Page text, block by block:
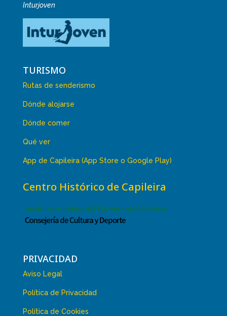
Inturjoven
TURISMO
Rutas de senderismo
Dónde alojarse
Dónde comer
Qué ver
App de Capileira (App Store o Google Play)
Centro Histórico de Capileira
PRIVACIDAD
Aviso Legal
Política de Privacidad
Política de Cookies